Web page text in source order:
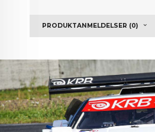
PRODUKTANMELDELSER (0)